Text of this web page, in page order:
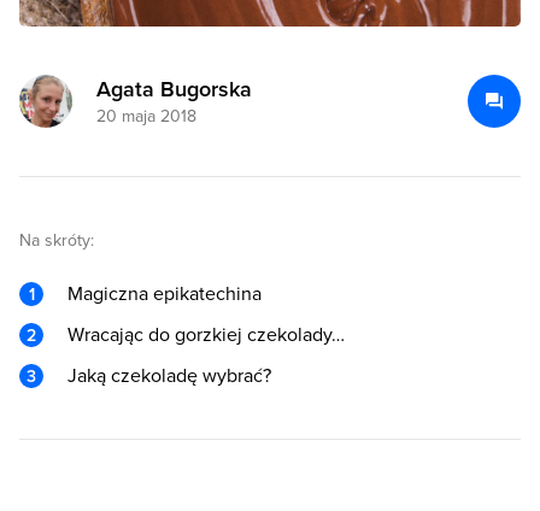
Agata Bugorska
20 maja 2018
Na skróty:
Magiczna epikatechina
Wracając do gorzkiej czekolady…
Jaką czekoladę wybrać?